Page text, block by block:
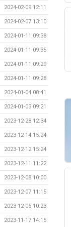
2024-02-09 12:11
2024-02-07 13:10
2024-01-11 09:38
2024-01-11 09:35
2024-01-11 09:29
2024-01-11 09:28
2024-01-04 08:41
2024-01-03 09:21
2023-12-28 12:34
2023-12-14 15:24
2023-12-12 15:24
2023-12-11 11:22
2023-12-08 10:00
2023-12-07 11:15
2023-12-06 10:23
2023-11-17 14:15